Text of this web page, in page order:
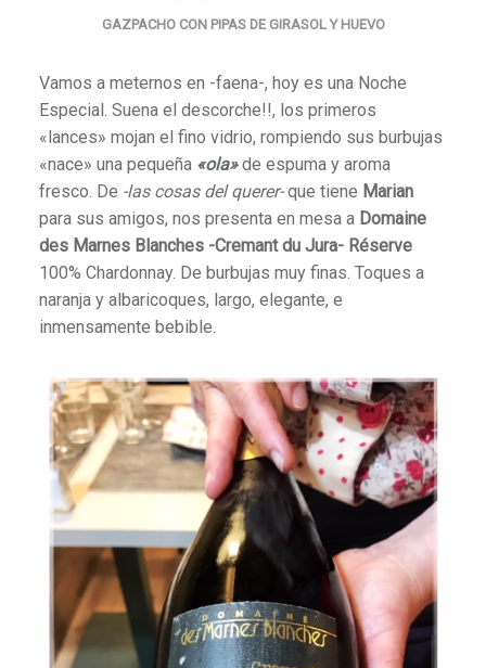
GAZPACHO CON PIPAS DE GIRASOL Y HUEVO
Vamos a meternos en -faena-, hoy es una Noche
Especial. Suena el descorche!!, los primeros
«lances» mojan el fino vidrio, rompiendo sus burbujas
«nace» una pequeña «ola»de espuma y aroma
fresco. De -las cosas del querer-que tiene Marian
para sus amigos, nos presenta en mesa a Domaine
des Marnes Blanches -Cremant du Jura- Réserve
100% Chardonnay. De burbujas muy finas. Toques a
naranja y albaricoques, largo, elegante, e
inmensamente bebible.